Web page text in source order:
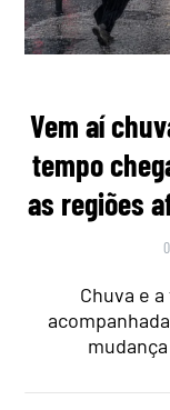
Vem aí
tempo
as regiões
Chuva e